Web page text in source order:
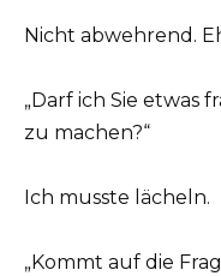
Nicht abwehrend.
„Darf ich Sie etwas
zu machen?“
Ich musste lächeln.
„Kommt auf die